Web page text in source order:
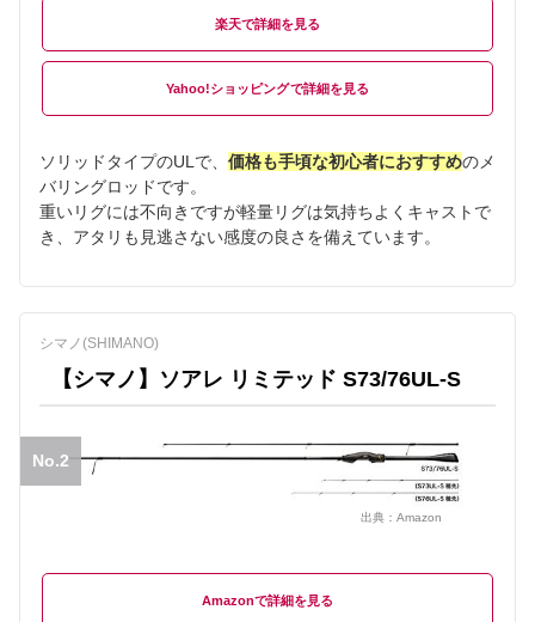
楽天
Yahoo!ショッピング
ソリッドタイプのULで、 価格も手頃な初心者におすすめのメ
バリングロッドです。
重いリグには不向きですが軽量リグは気持ちよくキャストで
き、アタリも見逃さない感度の良さを備えています。
シマノ(SHIMANO)
【シマノ】ソアレ リミテッド S73/76UL-S
No.2
出典： Amazon
Amazon